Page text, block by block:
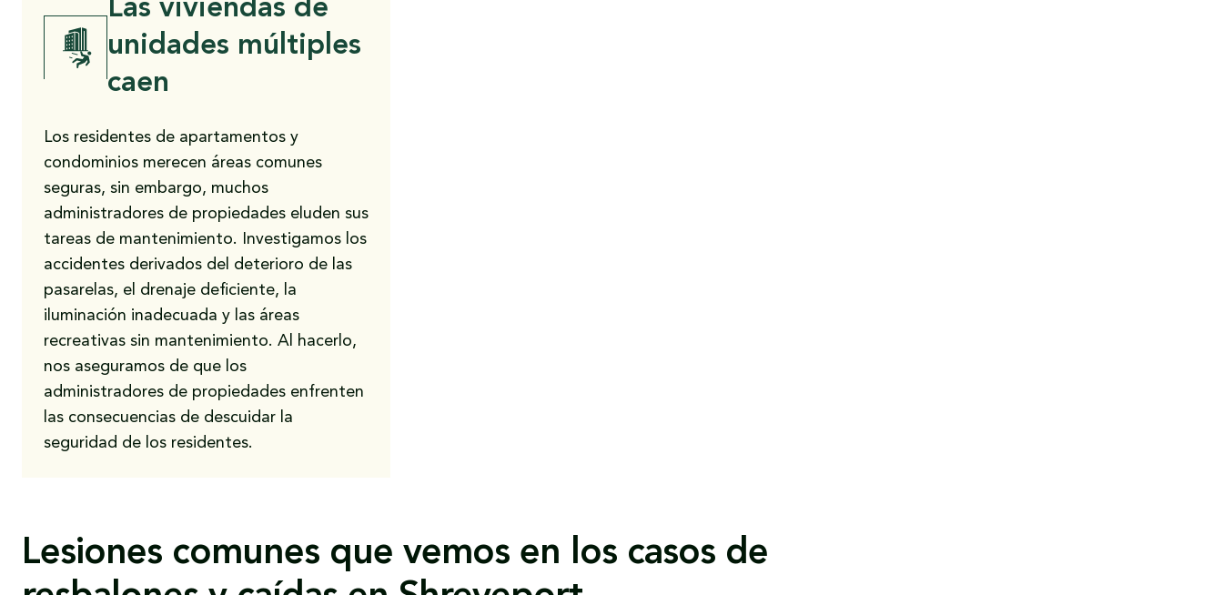
Las viviendas de
unidades múltiples
caen
Los residentes de apartamentos y
condominios merecen áreas comunes
seguras, sin embargo, muchos
administradores de propiedades eluden sus
tareas de mantenimiento. Investigamos los
accidentes derivados del deterioro de las
pasarelas, el drenaje deficiente, la
iluminación inadecuada y las áreas
recreativas sin mantenimiento. Al hacerlo,
nos aseguramos de que los
administradores de propiedades enfrenten
las consecuencias de descuidar la
seguridad de los residentes.
Lesiones comunes que vemos en los casos de